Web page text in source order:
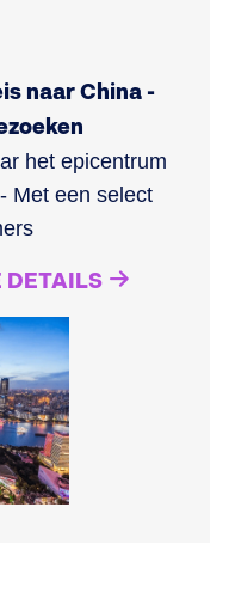
naar China -
het epicentrum
Met een select
DETAILS